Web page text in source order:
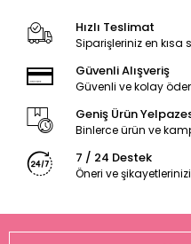
Hızlı Teslimat
Siparişleriniz en kısa
Güvenli Alışveriş
Güvenli ve kolay
Geniş Ürün
Binlerce ürün ve
7 / 24 Destek
Öneri ve